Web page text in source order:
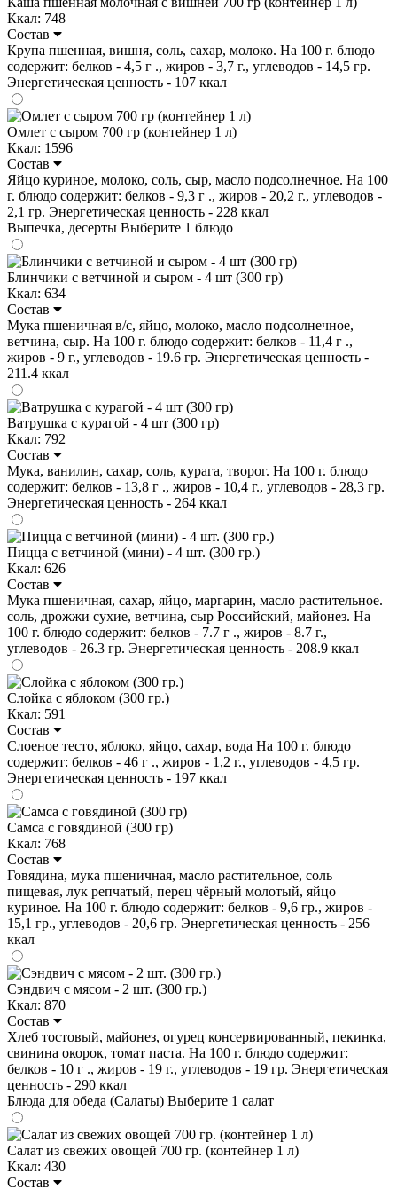
Ккал: 748
Состав
Крупа пшенная, вишня, соль, сахар, молоко. На 100 г. блюдо
содержит: белков - 4,5 г ., жиров - 3,7 г., углеводов - 14,5 гр.
Энергетическая ценность - 107 ккал
Омлет с сыром 700 гр (контейнер 1 л)
Ккал: 1596
Состав
Яйцо куриное, молоко, соль, сыр, масло подсолнечное. На 100
г. блюдо содержит: белков - 9,3 г ., жиров - 20,2 г., углеводов -
2,1 гр. Энергетическая ценность - 228 ккал
Выпечка, десерты Выберите 1 блюдо
Блинчики с ветчиной и сыром - 4 шт (300 гр)
Ккал: 634
Состав
Мука пшеничная в/с, яйцо, молоко, масло подсолнечное,
ветчина, сыр. На 100 г. блюдо содержит: белков - 11,4 г .,
жиров - 9 г., углеводов - 19.6 гр. Энергетическая ценность -
211.4 ккал
Ватрушка с курагой - 4 шт (300 гр)
Ккал: 792
Состав
Мука, ванилин, сахар, соль, курага, творог. На 100 г. блюдо
содержит: белков - 13,8 г ., жиров - 10,4 г., углеводов - 28,3 гр.
Энергетическая ценность - 264 ккал
Пицца с ветчиной (мини) - 4 шт. (300 гр.)
Ккал: 626
Состав
Мука пшеничная, сахар, яйцо, маргарин, масло растительное.
соль, дрожжи сухие, ветчина, сыр Российский, майонез. На
100 г. блюдо содержит: белков - 7.7 г ., жиров - 8.7 г.,
углеводов - 26.3 гр. Энергетическая ценность - 208.9 ккал
Слойка с яблоком (300 гр.)
Ккал: 591
Состав
Слоеное тесто, яблоко, яйцо, сахар, вода На 100 г. блюдо
содержит: белков - 46 г ., жиров - 1,2 г., углеводов - 4,5 гр.
Энергетическая ценность - 197 ккал
Самса с говядиной (300 гр)
Ккал: 768
Состав
Говядина, мука пшеничная, масло растительное, соль
пищевая, лук репчатый, перец чёрный молотый, яйцо
куриное. На 100 г. блюдо содержит: белков - 9,6 гр., жиров -
15,1 гр., углеводов - 20,6 гр. Энергетическая ценность - 256
ккал
Сэндвич с мясом - 2 шт. (300 гр.)
Ккал: 870
Состав
Хлеб тостовый, майонез, огурец консервированный, пекинка,
свинина окорок, томат паста. На 100 г. блюдо содержит:
белков - 10 г ., жиров - 19 г., углеводов - 19 гр. Энергетическая
ценность - 290 ккал
Блюда для обеда (Салаты) Выберите 1 салат
Салат из свежих овощей 700 гр. (контейнер 1 л)
Ккал: 430
Состав